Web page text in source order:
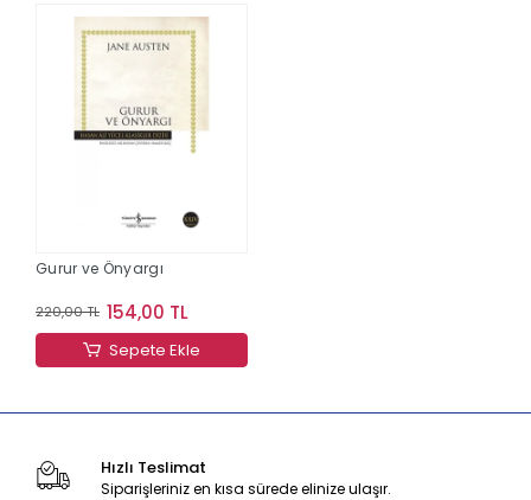
Gurur ve Önyargı
220,00 TL 154,00 TL
Sepete Ekle
Hızlı Teslimat
Siparişleriniz en kısa sürede elinize ulaşır.